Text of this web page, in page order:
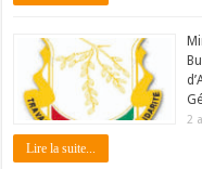
2
Lire la suite...